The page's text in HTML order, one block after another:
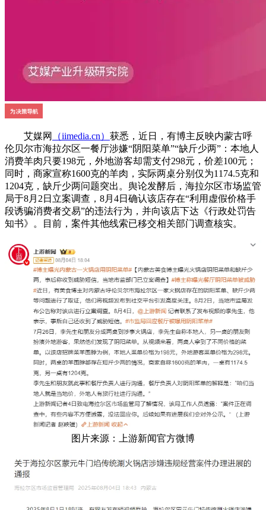
艾媒网 （iimedia.cn） 获悉，近日，有博主反映内蒙古呼
伦贝尔市海拉尔区一餐厅涉嫌“阴阳菜单”“缺斤少两”：本地人
消费羊肉只要198元，外地游客却需支付298元，价差100元；
同时，商家宣称1600克的羊肉，实际两桌分别仅为1174.5克和
1204克，缺斤少两问题突出。舆论发酵后，海拉尔区市场监管
局于8月2日立案调查，8月4日确认该店存在“利用虚假价格手
段诱骗消费者交易”的违法行为，并向该店下达《行政处罚告
知书》。目前，案件其他线索已移交相关部门调查核实。
图片来源：上游新闻官方微博